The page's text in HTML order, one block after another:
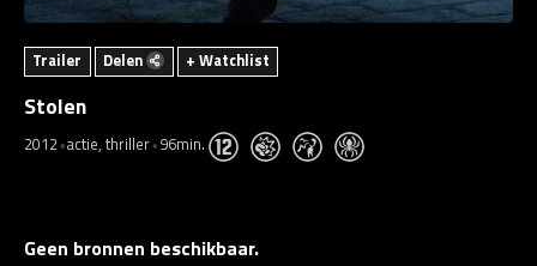
Trailer Delen + Watchlist
Stolen
2012 actie, thriller 96min.
Geen bronnen beschikbaar.